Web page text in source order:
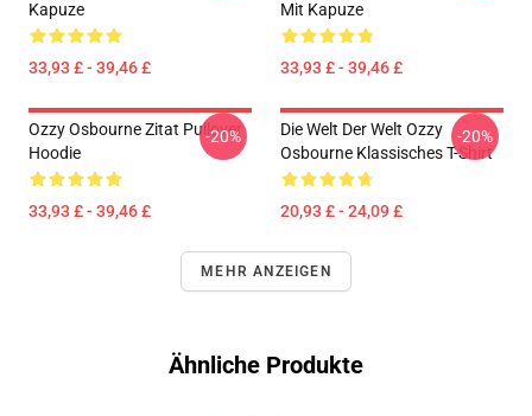
Kapuze
33,93 £ - 39,46 £
Mit Kapuze
33,93 £ - 39,46 £
Ozzy Osbourne Zitat Pullover
Hoodie
33,93 £ - 39,46 £
-20%
Die Welt Der Welt Ozzy
Osbourne Klassisches T-Shirt
20,93 £ - 24,09 £
-20%
MEHR ANZEIGEN
Ähnliche Produkte